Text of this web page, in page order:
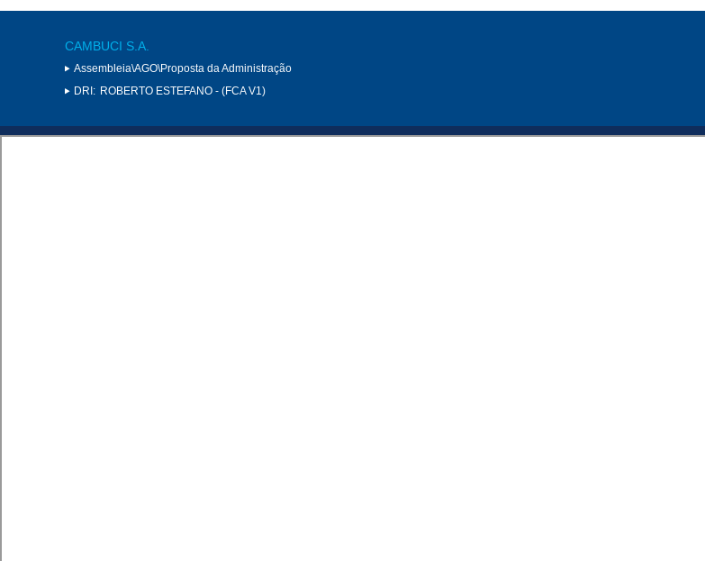
CAMBUCI S.A.
Assembleia\AGO\Proposta da Administração
DRI: ROBERTO ESTEFANO - (FCA V1)